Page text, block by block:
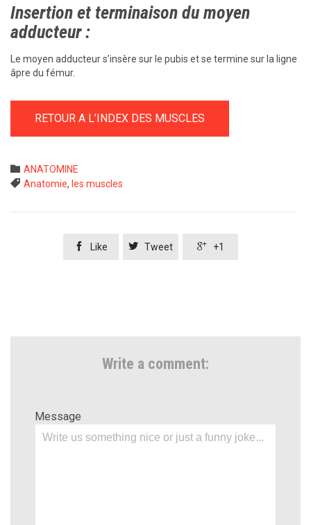
Insertion et terminaison du moyen
adducteur :
Le moyen adducteur s’insère sur le pubis et se termine sur la ligne
âpre du fémur.
RETOUR A L’INDEX DES MUSCLES
 Category
ANATOMINE
 Tags
Anatomie, les muscles
 Like  Tweet  +1
Write a comment:
Message